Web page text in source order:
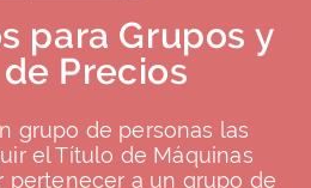
para Grupos y
Precios
grupo de personas las
el Título de Máquinas
pertenecer a un grupo de